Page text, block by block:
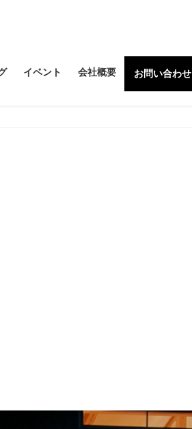
イベント 会社概要 お問い合わせ